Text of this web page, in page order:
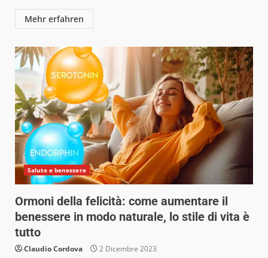
Mehr erfahren
Salute e benessere
Ormoni della felicità: come aumentare il
benessere in modo naturale, lo stile di vita è
tutto
Claudio Cordova 2 Dicembre 2023